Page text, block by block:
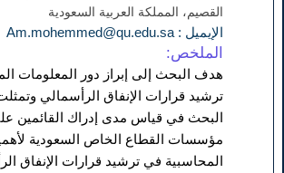
القصيم، المملكة العربية السعودية
الإيميل : Am.mohemmed@qu.edu.sa
الملخص:
هدف البحث إلى إبراز دور المعلومات
ترشيد قرارات الإنفاق الرأسمالي
البحث في قياس مدى إدراك القائمين
مؤسسات القطاع الخاص السعودية
المحاسبية في ترشيد قرارات الإنفاق